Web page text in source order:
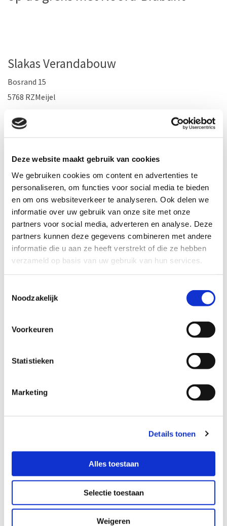
Deze website maakt gebruik van cookies
We gebruiken cookies om content en advertenties te
personaliseren, om functies voor social media te bieden
en om ons websiteverkeer te analyseren. Ook delen we
informatie over uw gebruik van onze site met onze
partners voor social media, adverteren en analyse. Deze
partners kunnen deze gegevens combineren met andere
informatie die u aan ze heeft verstrekt of die ze hebben
verzameld op basis van uw gebruik van hun services.
Noodzakelijk
Voorkeuren
Statistieken
Marketing
Details tonen
Alles toestaan
Selectie toestaan
Weigeren
Slakas Verandabouw
Bosrand 15
5768 RZMeijel
06 – 4208 07 66
info@slakas.nl
Openingstijden
Maandag 07:30 - 16:30
Dinsdag 07:30 - 16:30
Woensdag 07:30 - 16:30
Donderdag 07:30 - 16:30
Ik accepteer de voorwaarden *